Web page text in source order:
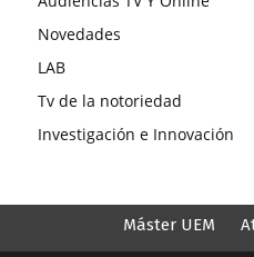
Novedades
LAB
Tv de la notoriedad
Investigación e Innovación
Máster UEM